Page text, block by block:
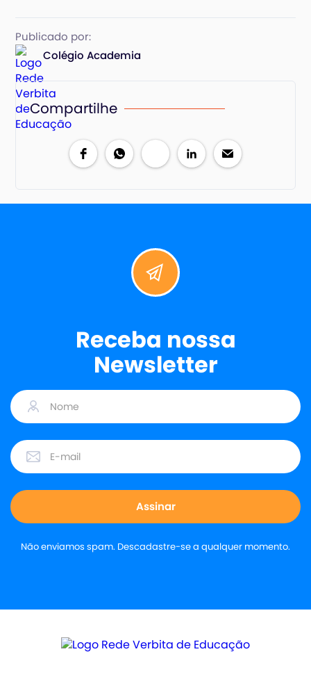
Publicado por:
Colégio Academia
Compartilhe
Receba nossa
Newsletter
Não enviamos spam. Descadastre-se a qualquer momento.